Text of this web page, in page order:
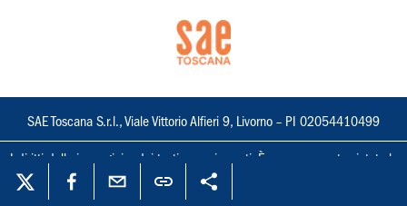
SAE Toscana S.r.l., Viale Vittorio Alfieri 9, Livorno – PI 02054410499
I diritti delle immagini e dei testi sono riservati. È espressamente vietata la
loro riproduzione con qualsiasi mezzo e l'adattamento totale o parziale.